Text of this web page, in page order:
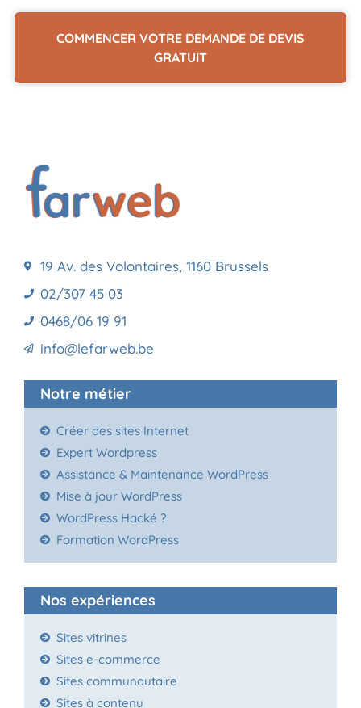
COMMENCER VOTRE DEMANDE DE DEVIS
GRATUIT
19 Av. des Volontaires, 1160 Brussels
02/307 45 03
0468/06 19 91
info@lefarweb.be
Notre métier
Créer des sites Internet
Expert Wordpress
Assistance & Maintenance WordPress
Mise à jour WordPress
WordPress Hacké ?
Formation WordPress
Nos expériences
Sites vitrines
Sites e-commerce
Sites communautaire
Sites à contenu